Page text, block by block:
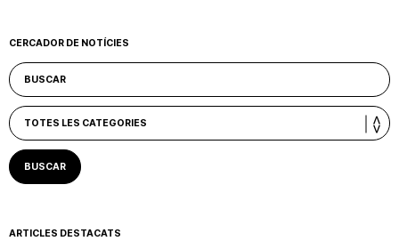
CERCADOR DE NOTÍCIES
ARTICLES DESTACATS